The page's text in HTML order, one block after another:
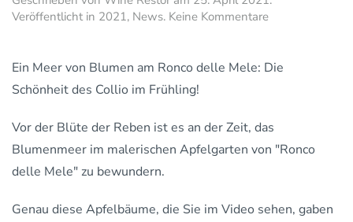
Veröffentlicht in 2021, News. Keine Kommentarezu
Mele":
Blumen
Ein Meer von Blumen am Ronco delle Mele: Die
Schönheit des Collio im Frühling!
Vor der Blüte der Reben ist es an der Zeit, das
Blumenmeer im malerischen Apfelgarten von "Ronco
delle Mele" zu bewundern.
Genau diese Apfelbäume, die Sie im Video sehen, gaben